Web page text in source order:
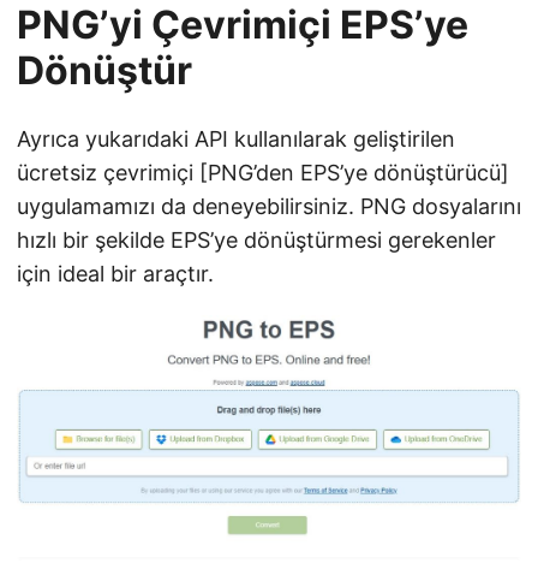
PNG’yi Çevrimiçi EPS’ye
Dönüştür
Ayrıca yukarıdaki API kullanılarak geliştirilen
ücretsiz çevrimiçi [PNG’den EPS’ye dönüştürücü]
uygulamamızı da deneyebilirsiniz. PNG dosyalarını
hızlı bir şekilde EPS’ye dönüştürmesi gerekenler
için ideal bir araçtır.